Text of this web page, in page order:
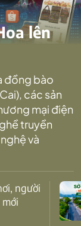
lên
đồng bào
các sản
mại điện
truyền
và